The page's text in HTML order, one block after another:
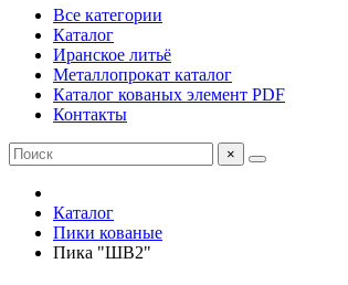
Все категории
Каталог
Иранское литьё
Металлопрокат каталог
Каталог кованых элемент PDF
Контакты
×
Каталог
Пики кованые
Пика "ШВ2"